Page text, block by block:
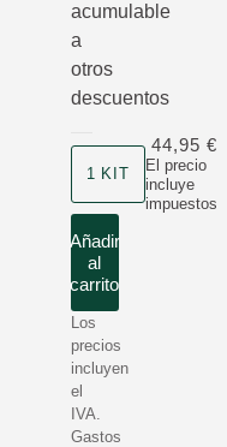
acumulable
a
otros
descuentos
1 KIT
El precio
incluye
impuestos
44,95 €
Añadir
al
carrito
Los
precios
incluyen
el
IVA.
Gastos